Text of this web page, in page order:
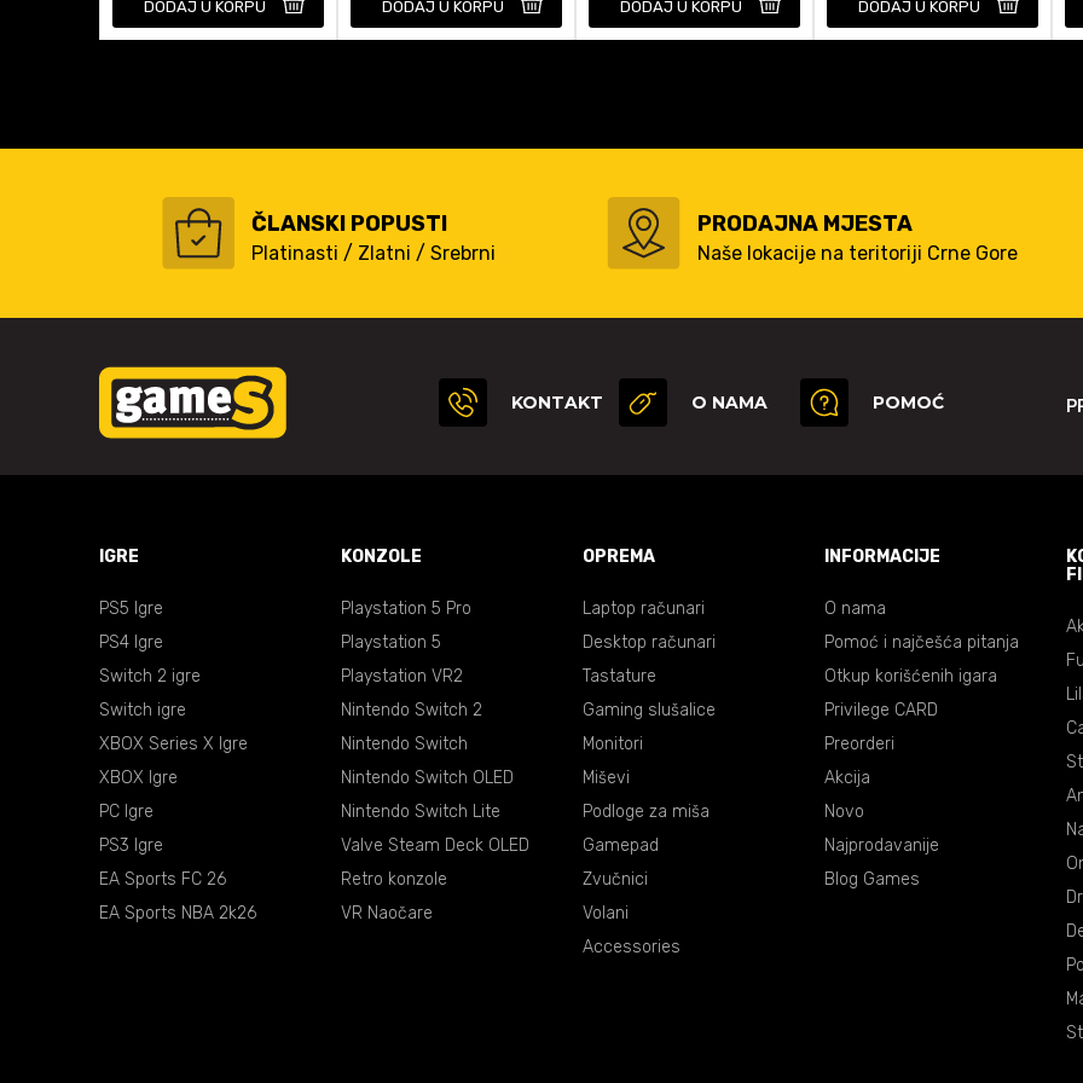
DODAJ U KORPU DODAJ U KORPU DODAJ U KORPU DODAJ U KORPU
ČLANSKI POPUSTI
Platinasti / Zlatni / Srebrni
PRODAJNA MJESTA
Naše lokacije na teritoriji Crne Gore
KONTAKT O NAMA POMOĆ
IGRE
PS5 Igre
PS4 Igre
Switch 2 igre
Switch igre
XBOX Series X Igre
XBOX Igre
PC Igre
PS3 Igre
EA Sports FC 26
EA Sports NBA 2k26
KONZOLE
Playstation 5 Pro
Playstation 5
Playstation VR2
Nintendo Switch 2
Nintendo Switch
Nintendo Switch OLED
Nintendo Switch Lite
Valve Steam Deck OLED
Retro konzole
VR Naočare
OPREMA
Laptop računari
Desktop računari
Tastature
Gaming slušalice
Monitori
Miševi
Podloge za miša
Gamepad
Zvučnici
Volani
Accessories
INFORMACIJE
O nama
Pomoć i najčešća pitanja
Otkup korišćenih igara
Privilege CARD
Preorderi
Akcija
Novo
Najprodavanije
Blog Games